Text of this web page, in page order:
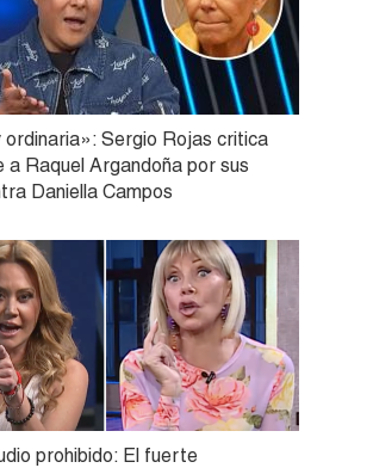
ordinaria»: Sergio Rojas critica
a Raquel Argandoña por sus
Daniella Campos
prohibido: El fuerte